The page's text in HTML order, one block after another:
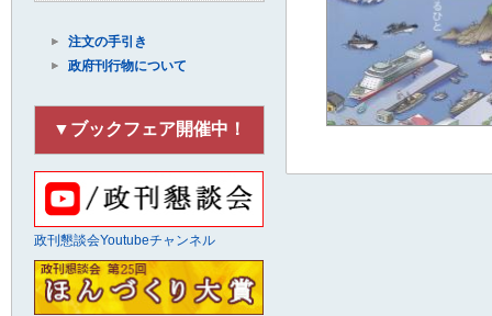
注文の手引き
政府刊行物について
▼ブックフェア開催中！
政刊懇談会Youtubeチャンネル